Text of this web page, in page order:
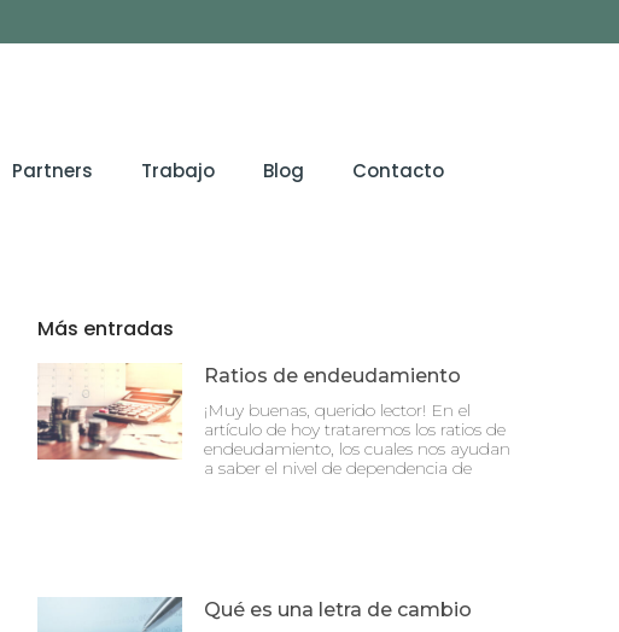
Partners Trabajo Blog Contacto
Más entradas
Ratios de endeudamiento
¡Muy buenas, querido lector! En el
artículo de hoy trataremos los ratios de
endeudamiento, los cuales nos ayudan
a saber el nivel de dependencia de
Qué es una letra de cambio